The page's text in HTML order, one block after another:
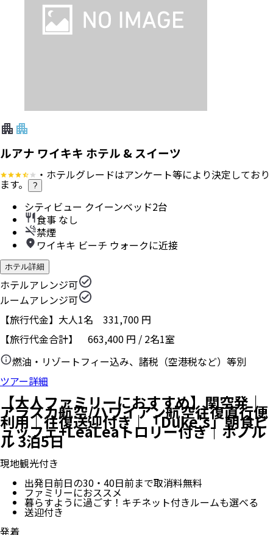
ルアナ ワイキキ ホテル & スイーツ
・ホテルグレードはアンケート等により決定しており
ます。 ?
シティビュー クイーンベッド2台
食事 なし
禁煙
ワイキキ ビーチ ウォークに近接
ホテル詳細
ホテルアレンジ可
ルームアレンジ可
【旅行代金】大人1名 331,700 円
【旅行代金合計】 663,400 円 / 2名1室
燃油・リゾートフィー込み、諸税（空港税など）等別
ツアー詳細
【大人ファミリーにおすすめ】関空発｜
アラスカ航空/ハワイアン航空往復直行便
利用｜往復送迎付き｜「Duke's」朝食ビ
ュッフェ+LeaLeaトロリー付き｜ホノル
ル 3泊5日
現地観光付き
出発日前日の30・40日前まで取消料無料
ファミリーにおススメ
暮らすように過ごす！キチネット付きルームも選べる
送迎付き
発着